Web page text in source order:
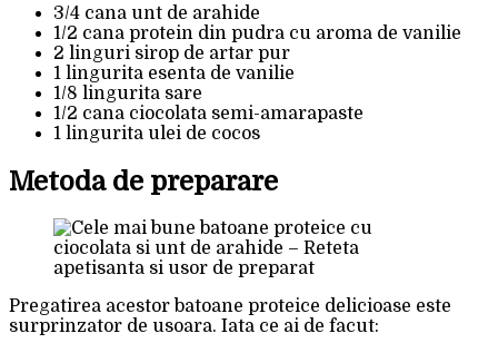
3/4 cana unt de arahide
1/2 cana protein din pudra cu aroma de vanilie
2 linguri sirop de artar pur
1 lingurita esenta de vanilie
1/8 lingurita sare
1/2 cana ciocolata semi-amarapaste
1 lingurita ulei de cocos
Metoda de preparare
Pregatirea acestor batoane proteice delicioase este
surprinzator de usoara. Iata ce ai de facut: